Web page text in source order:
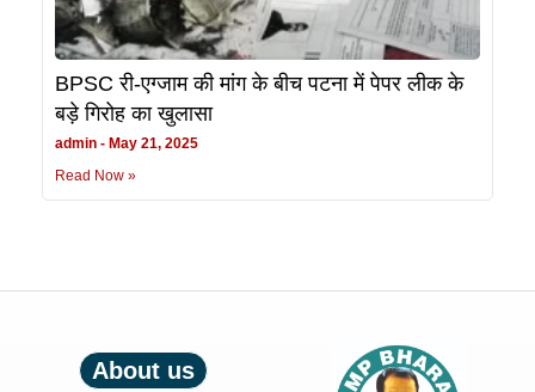
BPSC री-एग्जाम की मांग के बीच पटना में पेपर लीक के
बड़े गिरोह का खुलासा
admin
May 21, 2025
Read Now »
About us